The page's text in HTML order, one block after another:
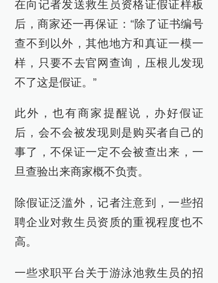
在向记者发送救生员资格证假证样板
后，商家还一再保证：“除了证书编号
查不到以外，其他地方和真证一模一
样，只要不去官网查询，压根儿发现
不了这是假证。”
此外，也有商家提醒说，办好假证
后，会不会被发现则是购买者自己的
事了，不保证一定不会被查出来，一
旦查验出来商家概不负责。
除假证泛滥外，记者注意到，一些招
聘企业对救生员资质的重视程度也不
高。
一些求职平台关于游泳池救生员的招